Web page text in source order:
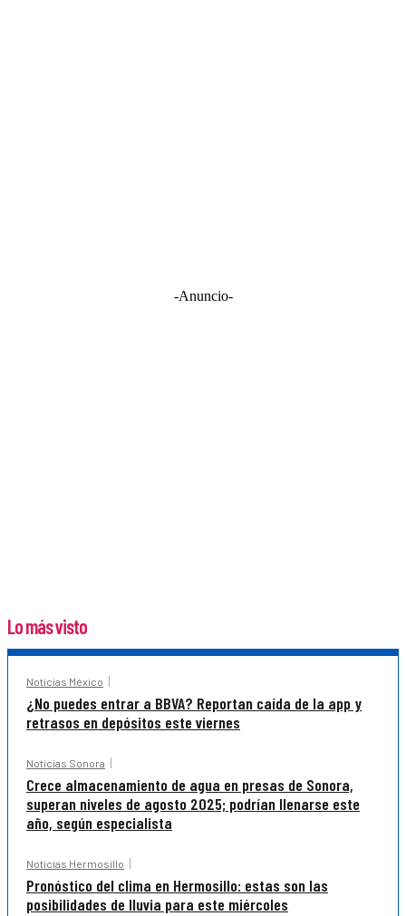
-Anuncio-
Lo más visto
Noticias México
¿No puedes entrar a BBVA? Reportan caída de la app y
retrasos en depósitos este viernes
Noticias Sonora
Crece almacenamiento de agua en presas de Sonora,
superan niveles de agosto 2025; podrían llenarse este
año, según especialista
Noticias Hermosillo
Pronóstico del clima en Hermosillo: estas son las
posibilidades de lluvia para este miércoles